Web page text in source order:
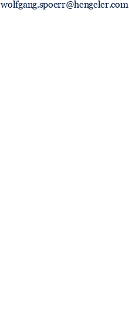
wolfgang.spoerr@hengeler.com